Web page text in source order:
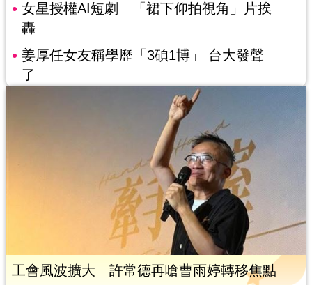
女星授權AI短劇 「裙下仰拍視角」片挨
轟
姜厚任女友稱學歷「3碩1博」 台大發聲
了
工會風波擴大 許常德再嗆曹雨婷轉移焦點